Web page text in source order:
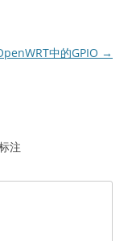
中的GPIO →
注